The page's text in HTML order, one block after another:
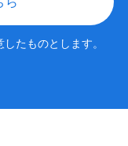
したものとします。